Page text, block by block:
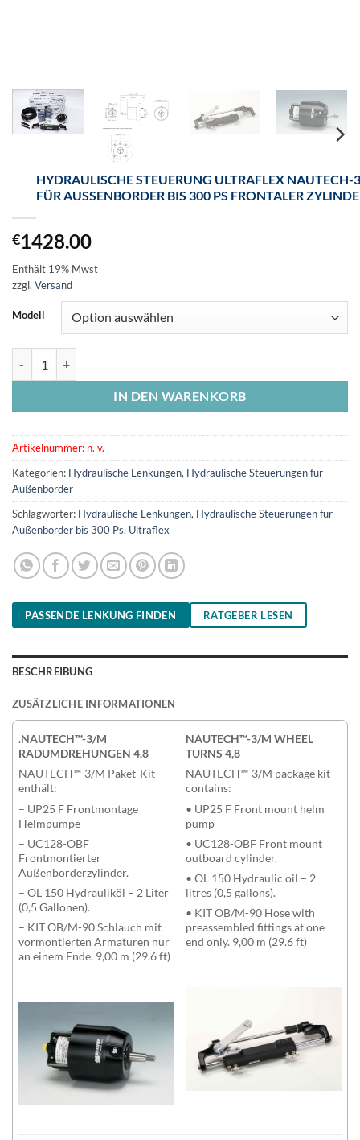
HYDRAULISCHE STEUERUNG ULTRAFLEX NAUTECH-3
FÜR AUSSENBORDER BIS 300 PS FRONTALER ZYLINDER
€1428.00
Enthält 19% Mwst
zzgl. Versand
Modell
IN DEN WARENKORB
Artikelnummer: n. v.
Kategorien: Hydraulische Lenkungen, Hydraulische Steuerungen für
Außenborder
Schlagwörter: Hydraulische Lenkungen, Hydraulische Steuerungen für
Außenborder bis 300 Ps, Ultraflex
PASSENDE LENKUNG FINDEN RATGEBER LESEN
BESCHREIBUNG
ZUSÄTZLICHE INFORMATIONEN
.NAUTECH™-3/M
RADUMDREHUNGEN 4,8
NAUTECH™-3/M Paket-Kit
enthält:
– UP25 F Frontmontage
Helmpumpe
– UC128-OBF
Frontmontierter
Außenborderzylinder.
– OL 150 Hydrauliköl – 2 Liter
(0,5 Gallonen).
– KIT OB/M-90 Schlauch mit
vormontierten Armaturen nur
an einem Ende. 9,00 m (29.6 ft)
NAUTECH™-3/M WHEEL
TURNS 4,8
NAUTECH™-3/M package kit
contains:
• UP25 F Front mount helm
pump
• UC128-OBF Front mount
outboard cylinder.
• OL 150 Hydraulic oil – 2
litres (0,5 gallons).
• KIT OB/M-90 Hose with
preassembled fittings at one
end only. 9,00 m (29.6 ft)